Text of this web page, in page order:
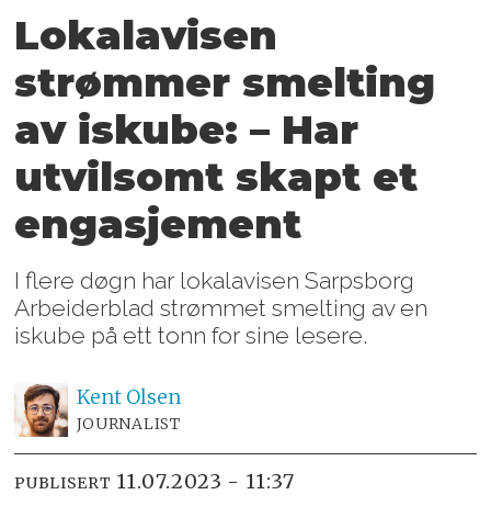
Lokalavisen
strømmer smelting
av iskube: – Har
utvilsomt skapt et
engasjement
I flere døgn har lokalavisen Sarpsborg
Arbeiderblad strømmet smelting av en
iskube på ett tonn for sine lesere.
Kent Olsen
JOURNALIST
PUBLISERT 11.07.2023 - 11:37